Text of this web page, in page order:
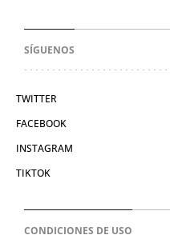
SÍGUENOS
TWITTER
FACEBOOK
INSTAGRAM
TIKTOK
CONDICIONES DE USO